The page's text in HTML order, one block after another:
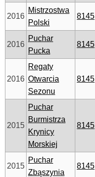
2016
Mistrzostwa
Polski
8145
2016
Puchar
Pucka
8145
2016
Regaty
Otwarcia
Sezonu
8145
2015
Puchar
Burmistrza
Krynicy
Morskiej
8145
2015
Puchar
Zbąszynia
8145